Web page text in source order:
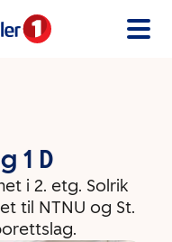
1 D
i 2. etg. Solrik
til NTNU og St.